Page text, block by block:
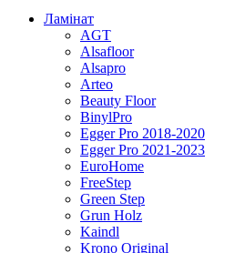
Ламінат
AGT
Alsafloor
Alsapro
Arteo
Beauty Floor
BinylPro
Egger Pro 2018-2020
Egger Pro 2021-2023
EuroHome
FreeStep
Green Step
Grun Holz
Kaindl
Krono Original